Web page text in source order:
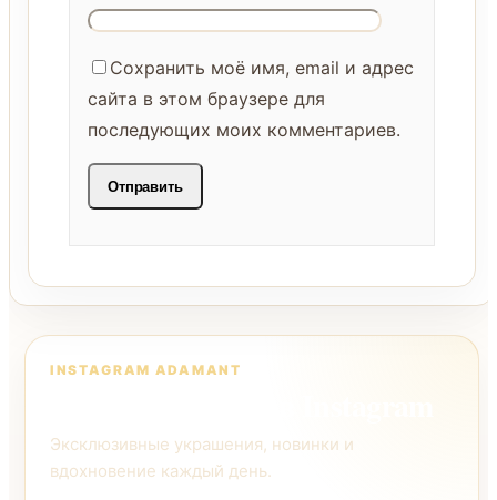
Сохранить моё имя, email и адрес
сайта в этом браузере для
последующих моих комментариев.
INSTAGRAM ADAMANT
Эксклюзивные украшения, новинки и
вдохновение каждый день.